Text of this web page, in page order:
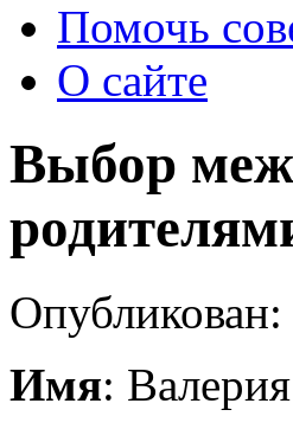
Помочь
О сайте
Выбор
Имя: Валерия